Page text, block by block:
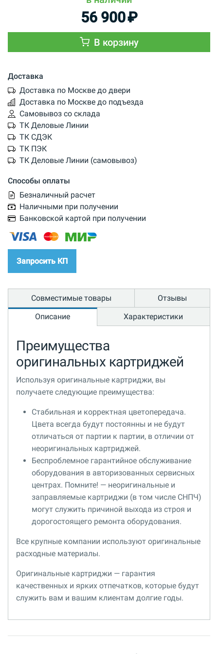
56 900₽
В корзину
Доставка
Доставка по Москве до двери
Доставка по Москве до подъезда
Самовывоз со склада
ТК Деловые Линии
ТК СДЭК
ТК ПЭК
ТК Деловые Линии (самовывоз)
Способы оплаты
Безналичный расчет
Наличными при получении
Банковской картой при получении
Запросить КП
Совместимые товары
Отзывы
Описание
Характеристики
Преимущества
оригинальных картриджей
Используя оригинальные картриджи, вы
получаете следующие преимущества:
Стабильная и корректная цветопередача.
Цвета всегда будут постоянны и не будут
отличаться от партии к партии, в отличии от
неоригинальных картриджей.
Беспроблемное гарантийное обслуживание
оборудования в авторизованных сервисных
центрах. Помните! — неоригинальные и
заправляемые картриджи (в том числе СНПЧ)
могут служить причиной выхода из строя и
дорогостоящего ремонта оборудования.
Все крупные компании используют оригинальные
расходные материалы.
Оригинальные картриджи — гарантия
качественных и ярких отпечатков, которые будут
служить вам и вашим клиентам долгие годы.